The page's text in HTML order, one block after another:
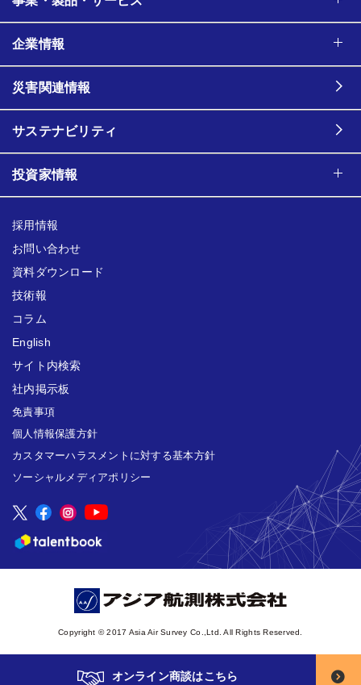
企業情報
災害関連情報
サステナビリティ
投資家情報
採用情報
お問い合わせ
資料ダウンロード
技術報
コラム
English
サイト内検索
社内掲示板
免責事項
個人情報保護方針
カスタマーハラスメントに対する基本方針
ソーシャルメディアポリシー
Copyright © 2017 Asia Air Survey Co.,Ltd. All Rights Reserved.
オンライン商談はこちら